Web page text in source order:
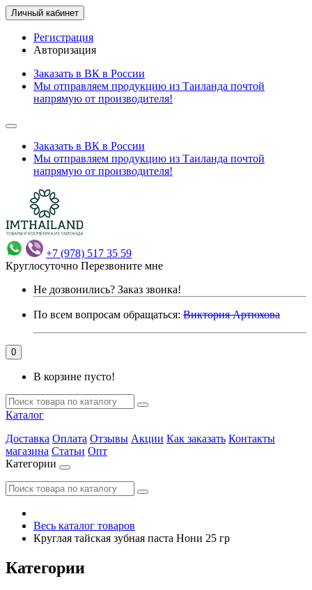
Личный кабинет
Регистрация
Авторизация
Заказать в ВК в России
Мы отправляем продукцию из Таиланда почтой
напрямую от производителя!
Заказать в ВК в России
Мы отправляем продукцию из Таиланда почтой
напрямую от производителя!
+7 (978) 517 35 59
Круглосуточно Перезвоните мне
Не дозвонились? Заказ звонка!
По всем вопросам обращаться: Виктория Артюхова
0
В корзине пусто!
Каталог
Доставка Оплата Отзывы Акции Как заказать Контакты
магазина Статьи Опт
Категории
Весь каталог товаров
Круглая тайская зубная паста Нони 25 гр
Категории